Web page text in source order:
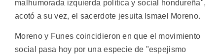
malhumorada izquierda política y social hondureña",
acotó a su vez, el sacerdote jesuita Ismael Moreno.
Moreno y Funes coincidieron en que el movimiento
social pasa hoy por una especie de "espejismo